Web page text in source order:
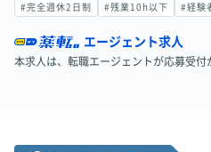
#完全週休2日制 #残業10h以下 #経験
エージェント求人
本求人は、転職エージェントが応募受付